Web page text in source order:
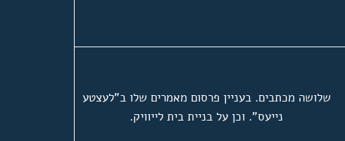
שלושה מכתבים. בעניין פרסום מאמרים שלו ב"לעצטע
נייעס". וכן על בניית בית לייוויק.